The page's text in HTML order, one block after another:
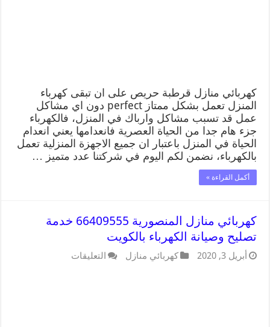
كهربائي منازل قرطبة حريص على ان تبقى كهرباء
المنزل تعمل بشكل ممتاز perfect دون اي مشاكل
عمل قد تسبب مشاكل وارباك في المنزل، فالكهرباء
جزء هام جدا من الحياة العصرية فانعدامها يعني انعدام
الحياة في المنزل باعتبار ان جميع الاجهزة المنزلية تعمل
بالكهرباء، نضمن لكم اليوم في شركتنا عدد متميز …
أكمل القراءة »
كهربائي منازل المنصورية 66409555 خدمة
تصليح وصيانة الكهرباء بالكويت
أبريل 3, 2020 كهربائي منازل التعليقات